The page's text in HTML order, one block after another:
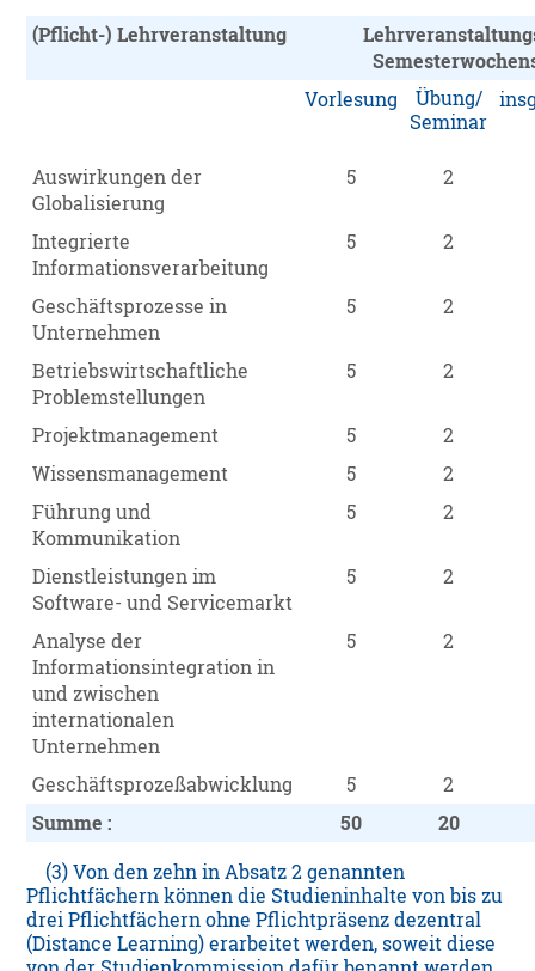
(Pflicht-) Lehrveranstaltung
Vorlesung
Übung/
Seminar
Auswirkungen der
Globalisierung
5 2
Integrierte
Informationsverarbeitung
5 2
Geschäftsprozesse in
Unternehmen
5 2
Betriebswirtschaftliche
Problemstellungen
5 2
Projektmanagement 5
2
Wissensmanagement
5
2
Führung und
Kommunikation
5 2
Dienstleistungen im
Software- und Servicemarkt
5 2
Analyse der
Informationsintegration in
und zwischen
internationalen
Unternehmen
5 2
Geschäftsprozeßabwicklung 5
2
Summe :
50 20
(3) Von den zehn in Absatz 2 genannten
Pflichtfächern können die Studieninhalte von bis zu
drei Pflichtfächern ohne Pflichtpräsenz dezentral
(Distance Learning) erarbeitet werden, soweit diese